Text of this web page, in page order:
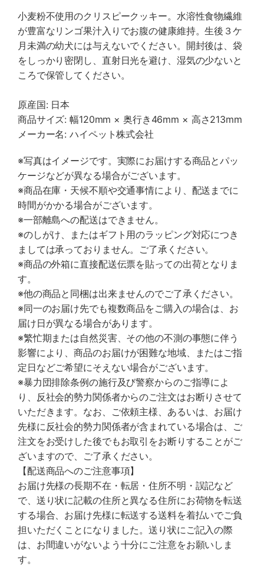
小麦粉不使用のクリスピークッキー。水溶性食物繊維
が豊富なリンゴ果汁入りでお腹の健康維持。生後３ケ
月未満の幼犬には与えないでください。開封後は、袋
をしっかり密閉し、直射日光を避け、湿気の少ないと
ころで保管してください。
原産国: 日本
商品サイズ: 幅120mm × 奥行き46mm × 高さ213mm
メーカー名: ハイペット株式会社
※写真はイメージです。実際にお届けする商品とパッ
ケージなどが異なる場合がございます。
※商品在庫・天候不順や交通事情により、配送までに
時間がかかる場合がございます。
※一部離島への配送はできません。
※のしがけ、またはギフト用のラッピング対応につき
ましては承っておりません。ご了承ください。
※商品の外箱に直接配送伝票を貼っての出荷となりま
す。
※他の商品と同梱は出来ませんのでご了承ください。
※同一のお届け先でも複数商品をご購入の場合は、お
届け日が異なる場合があります。
※繁忙期または自然災害、その他の不測の事態に伴う
影響により、商品のお届けが困難な地域、またはご指
定日などご希望にそえない場合がございます。
※暴力団排除条例の施行及び警察からのご指導によ
り、反社会的勢力関係者からのご注文はお断りさせて
いただきます。なお、ご依頼主様、あるいは、お届け
先様に反社会的勢力関係者が含まれている場合は、ご
注文をお受けした後でもお取引をお断りすることがご
ざいますので、ご了承ください。
【配送商品へのご注意事項】
お届け先様の長期不在・転居・住所不明・誤記など
で、送り状に記載の住所と異なる住所にお荷物を転送
する場合、お届け先様に転送する送料を着払いでご負
担いただくことになりました。送り状にご記入の際
は、お間違いがないよう十分にご注意をお願いしま
す。